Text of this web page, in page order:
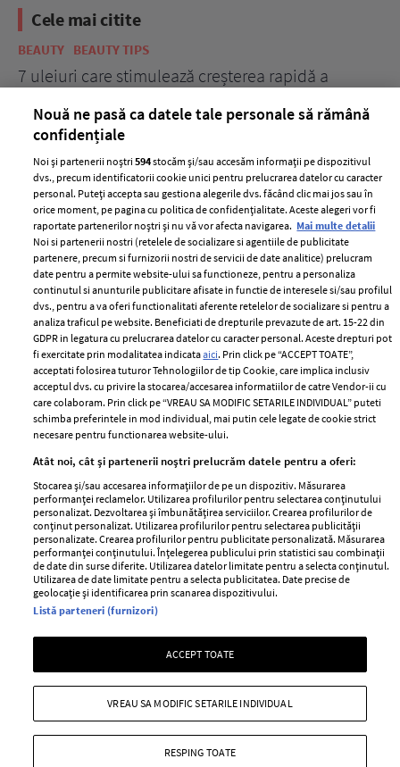
Cele mai citite
BEAUTY BEAUTY TIPS
7 uleiuri care stimulează creșterea rapidă a
ELLE Style Awards
2024
Despre ELLE
Romania
Contact
Abonamente
Termeni si conditii
Politica de
confidențialitate
Politica de cookies
Publicitate
GSP
Unica
Baby
Retete
femei
Viva
Avantaje
Retete practice
Pariază responsabil! Decizia ONJN nr. 821/25.09.2025.
Jocurile de noroc sunt interzise minorilor.
Copyright © 2026 Ringier Romania SRL
Nouă ne pasă ca datele tale personale să rămână
confidențiale
Noi și partenerii noștri594stocăm și/sau accesăm informații pe dispozitivul
dvs., precum identificatorii cookie unici pentru prelucrarea datelor cu caracter
personal. Puteți accepta sau gestiona alegerile dvs. făcând clic mai jos sau în
orice moment, pe pagina cu politica de confidențialitate. Aceste alegeri vor fi
raportate partenerilor noștri și nu vă vor afecta navigarea. Mai multe detalii
Noi si partenerii nostri (retelele de socializare si agentiile de publicitate
partenere, precum si furnizorii nostri de servicii de date analitice) prelucram
date pentru a permite website-ului sa functioneze, pentru a personaliza
continutul si anunturile publicitare afisate in functie de interesele si/sau profilul
dvs., pentru a va oferi functionalitati aferente retelelor de socializare si pentru a
analiza traficul pe website. Beneficiati de drepturile prevazute de art. 15-22 din
GDPR in legatura cu prelucrarea datelor cu caracter personal. Aceste drepturi pot
fi exercitate prin modalitatea indicataaici. Prin click pe “ACCEPT TOATE”,
acceptati folosirea tuturor Tehnologiilor de tip Cookie, care implica inclusiv
acceptul dvs. cu privire la stocarea/accesarea informatiilor de catre Vendor-ii cu
care colaboram. Prin click pe “VREAU SA MODIFIC SETARILE INDIVIDUAL” puteti
schimba preferintele in mod individual, mai putin cele legate de cookie strict
necesare pentru functionarea website-ului.
Atât noi, cât și partenerii noștri prelucrăm datele pentru a oferi:
Stocarea și/sau accesarea informațiilor de pe un dispozitiv. Măsurarea
performanței reclamelor. Utilizarea profilurilor pentru selectarea conținutului
personalizat. Dezvoltarea și îmbunătățirea serviciilor. Crearea profilurilor de
conținut personalizat. Utilizarea profilurilor pentru selectarea publicității
personalizate. Crearea profilurilor pentru publicitate personalizată. Măsurarea
performanței conținutului. Înțelegerea publicului prin statistici sau combinații
de date din surse diferite. Utilizarea datelor limitate pentru a selecta conținutul.
Utilizarea de date limitate pentru a selecta publicitatea. Date precise de
geolocație și identificarea prin scanarea dispozitivului.
Listă parteneri (furnizori)
ACCEPT TOATE
RESPING TOATE
VREAU SA MODIFIC SETARILE INDIVIDUAL